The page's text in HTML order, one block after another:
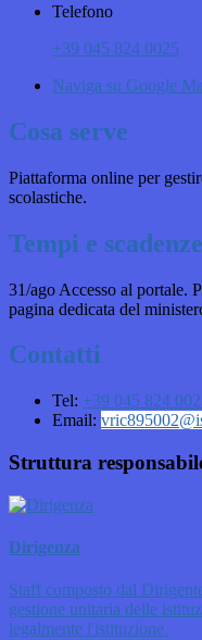
Telefono
+39 045 824 0025
Naviga su Google
Cosa serve
Piattaforma online per
scolastiche.
Tempi e scadenze
31/ago Accesso al portale.
pagina dedicata del
Contatti
Tel: +39 045 824
Email:
Struttura
Dirigenza
Staff composto dal
gestione unitaria delle
legalmente l'istituzione.